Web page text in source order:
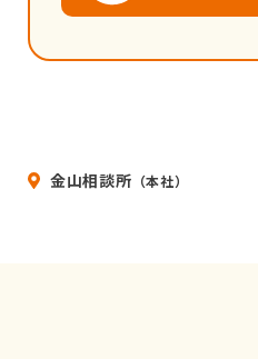
金山相談所 （本社）